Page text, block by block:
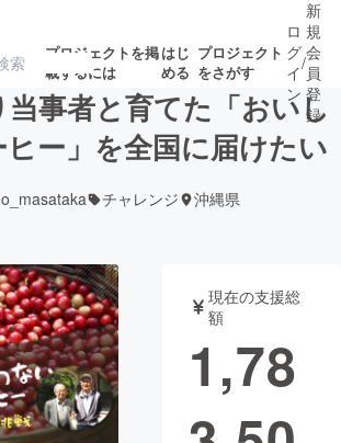
プロジェクトを掲
載するには
はじ
める
プロジェクト
をさがす
ジェクト
募集終了が近いプ
ロジェクト
・写真 音楽
ジー・ガジェット ゲーム・サ
映画
ロ
グ
イ
ン
/
新
規
会
員
登
録
事者と育てた「おいし
ー」を全国に届けたい
チャレンジ 沖縄県
現在の支援総
額
1,78